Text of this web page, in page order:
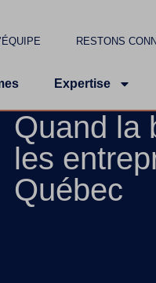
RESTONS
Expertise
Quand la
les
Québec